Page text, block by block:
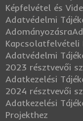
Képfelvétel és
Adatvédelmi
Adományozásra
Kapcsolatfelvételi
Adatvédelmi
2023 résztvevői
Adatkezelési
2024 résztvevői
Adatkezelési
Projekthez